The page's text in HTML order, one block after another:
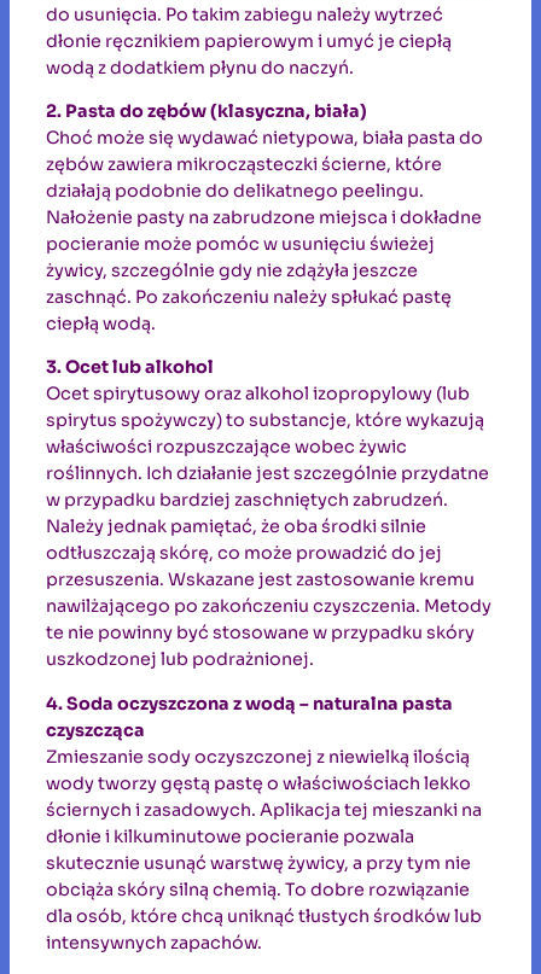
do usunięcia. Po takim zabiegu należy wytrzeć
dłonie ręcznikiem papierowym i umyć je ciepłą
wodą z dodatkiem płynu do naczyń.
2. Pasta do zębów (klasyczna, biała)
Choć może się wydawać nietypowa, biała pasta do
zębów zawiera mikrocząsteczki ścierne, które
działają podobnie do delikatnego peelingu.
Nałożenie pasty na zabrudzone miejsca i dokładne
pocieranie może pomóc w usunięciu świeżej
żywicy, szczególnie gdy nie zdążyła jeszcze
zaschnąć. Po zakończeniu należy spłukać pastę
ciepłą wodą.
3. Ocet lub alkohol
Ocet spirytusowy oraz alkohol izopropylowy (lub
spirytus spożywczy) to substancje, które wykazują
właściwości rozpuszczające wobec żywic
roślinnych. Ich działanie jest szczególnie przydatne
w przypadku bardziej zaschniętych zabrudzeń.
Należy jednak pamiętać, że oba środki silnie
odtłuszczają skórę, co może prowadzić do jej
przesuszenia. Wskazane jest zastosowanie kremu
nawilżającego po zakończeniu czyszczenia. Metody
te nie powinny być stosowane w przypadku skóry
uszkodzonej lub podrażnionej.
4. Soda oczyszczona z wodą – naturalna pasta
czyszcząca
Zmieszanie sody oczyszczonej z niewielką ilością
wody tworzy gęstą pastę o właściwościach lekko
ściernych i zasadowych. Aplikacja tej mieszanki na
dłonie i kilkuminutowe pocieranie pozwala
skutecznie usunąć warstwę żywicy, a przy tym nie
obciąża skóry silną chemią. To dobre rozwiązanie
dla osób, które chcą uniknąć tłustych środków lub
intensywnych zapachów.